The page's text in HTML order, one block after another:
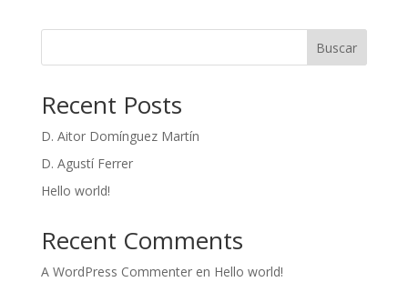
Buscar
Recent Posts
D. Aitor Domínguez Martín
D. Agustí Ferrer
Hello world!
Recent Comments
A WordPress Commenteren Hello world!